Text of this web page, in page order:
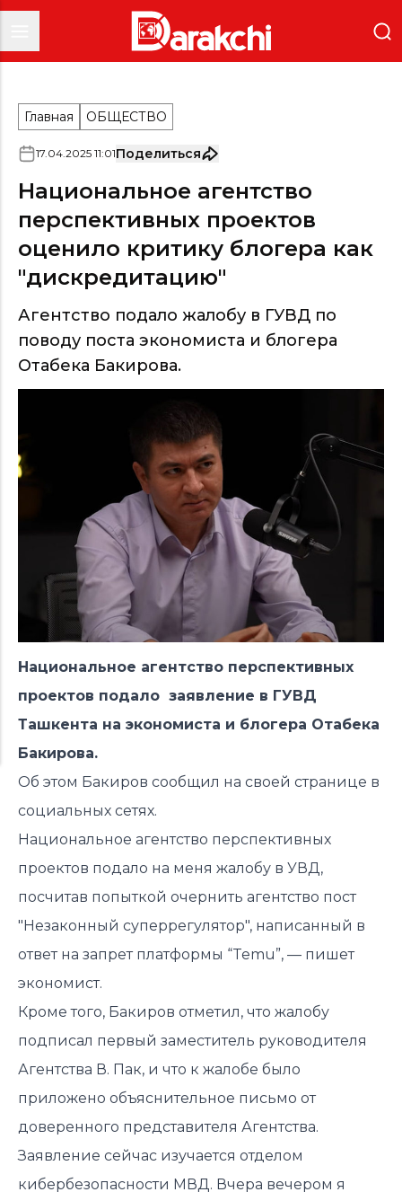
Главная ОБЩЕСТВО
17.04.2025 11:01Поделиться
Национальное агентство
перспективных проектов
оценило критику блогера как
"дискредитацию"
Агентство подало жалобу в ГУВД по
поводу поста экономиста и блогера
Отабека Бакирова.
Национальное агентство перспективных
проектов подало заявление в ГУВД
Ташкента на экономиста и блогера Отабека
Бакирова.
Об этом Бакиров сообщил на своей странице в
социальных сетях.
Национальное агентство перспективных
проектов подало на меня жалобу в УВД,
посчитав попыткой очернить агентство пост
"Незаконный суперрегулятор", написанный в
ответ на запрет платформы “Temu”, — пишет
экономист.
Кроме того, Бакиров отметил, что жалобу
подписал первый заместитель руководителя
Агентства В. Пак, и что к жалобе было
приложено объяснительное письмо от
доверенного представителя Агентства.
Заявление сейчас изучается отделом
кибербезопасности МВД. Вчера вечером я